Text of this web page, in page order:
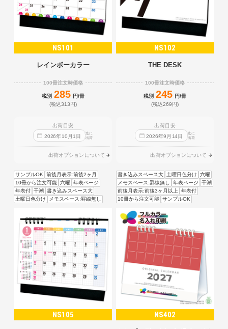
NS101
レインボーカラー
100冊注文時価格
税別 285 円/冊
(税込313円)
出荷目安
2026年10 月1 日
迄に
出荷
出荷オプションについて
サンプルOK 前後月表示:前後2ヶ月
10冊から注文可能 六曜 年表ページ
年表付 干潮 書き込みスペース大
土曜日色分け
メモスペース:罫線無し
NS102
THE DESK
100冊注文時価格
税別 245 円/冊
(税込269円)
出荷目安
2026年9 月 14日
迄に
出荷
出荷オプションについて
書き込みスペース大 土曜日色分け
六曜
メモスペース:罫線無し
年表ページ
干潮
前後月表示:前後3ヶ月以上 年表付
10冊から注文可能 サンプルOK
NS105 NS402